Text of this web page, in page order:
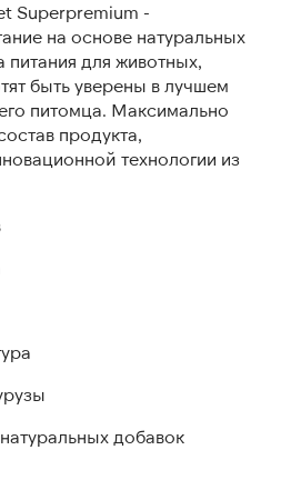
Superpremium -
на основе натуральных
питания для животных,
быть уверены в лучшем
питомца. Максимально
продукта,
технологии из
добавок